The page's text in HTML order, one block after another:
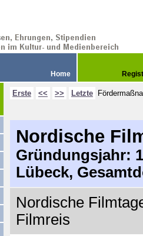
Home
Erste << >> Letzte
Nordische
Gründungsjahr:
Lübeck,
Nordische
Filmreis